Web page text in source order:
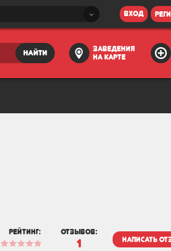
вход
найти
заведения
на карте
рейтинг: отзывов:
1 написать